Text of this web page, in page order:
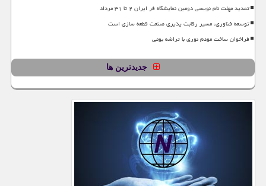
تمدید مهلت نام نویسی دومین نمایشگاه فر ایران ۲ تا ۳۱ مرداد
توسعه فناوری، مسیر رقابت پذیری صنعت قطعه سازی است
فراخوان ساخت مودم نوری با تراشه بومی
جدیدترین ها